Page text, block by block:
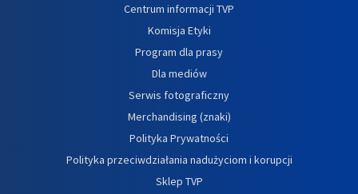
Centrum informacji TVP
Komisja Etyki
Program dla prasy
Dla mediów
Serwis fotograficzny
Merchandising (znaki)
Polityka Prywatności
Polityka przeciwdziałania nadużyciom i korupcji
Sklep TVP